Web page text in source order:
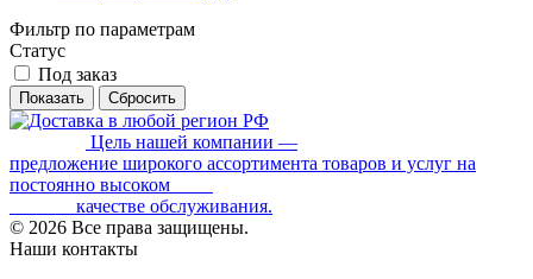
Фильтр по параметрам
Статус
Под заказ
Сбросить
Цель нашей компании —
предложение широкого ассортимента товаров и услуг на
постоянно высоком
качестве обслуживания.
© 2026 Все права защищены.
Наши контакты